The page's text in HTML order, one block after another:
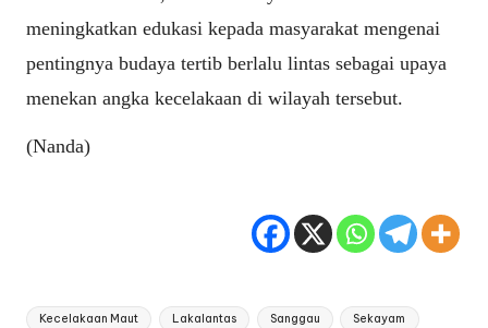
meningkatkan edukasi kepada masyarakat mengenai
pentingnya budaya tertib berlalu lintas sebagai upaya
menekan angka kecelakaan di wilayah tersebut.
(Nanda)
Tags:
Kecelakaan Maut Lakalantas Sanggau Sekayam